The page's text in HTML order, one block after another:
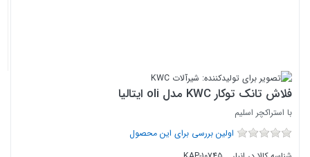
فلاش تانک توکار KWC مدل oli ایتالیا
با استراکچر اسلیم
اولین بررسی برای این محصول